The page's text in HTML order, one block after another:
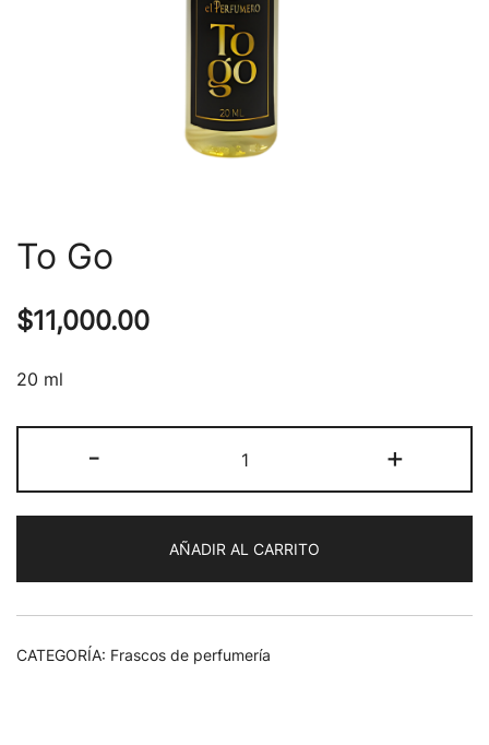
To Go
$11,000.00
20 ml
- +
AÑADIR AL CARRITO
CATEGORÍA: Frascos de perfumería